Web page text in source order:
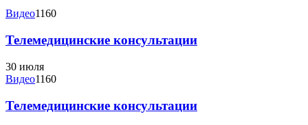
Видео1160
Телемедицинские консультации
30 июля
Видео1160
Телемедицинские консультации